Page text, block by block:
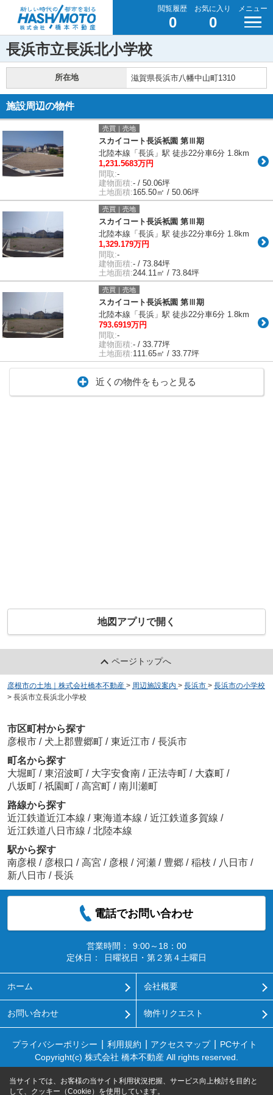
閲覧履歴
0
お気に入り
0
メニュー
長浜市立長浜北小学校
所在地 滋賀県長浜市八幡中山町1310
施設周辺の物件
売買｜売地
スカイコート長浜衹園 第Ⅲ期
北陸本線「長浜」駅 徒歩22分車6分 1.8km
1,231.5683万円
間取:-
建物面積:- / 50.06坪
土地面積:165.50㎡ / 50.06坪
売買｜売地
スカイコート長浜衹園 第Ⅲ期
北陸本線「長浜」駅 徒歩22分車6分 1.8km
1,329.179万円
間取:-
建物面積:- / 73.84坪
土地面積:244.11㎡ / 73.84坪
売買｜売地
スカイコート長浜衹園 第Ⅲ期
北陸本線「長浜」駅 徒歩22分車6分 1.8km
793.6919万円
間取:-
建物面積:- / 33.77坪
土地面積:111.65㎡ / 33.77坪
近くの物件をもっと見る
地図アプリで開く
ページトップへ
彦根市の土地｜株式会社橋本不動産 > 周辺施設案内 > 長浜市 > 長浜市の小学校
> 長浜市立長浜北小学校
市区町村から探す
彦根市 / 犬上郡豊郷町 / 東近江市 / 長浜市
町名から探す
大堀町 / 東沼波町 / 大字安食南 / 正法寺町 / 大森町 /
八坂町 / 祇園町 / 高宮町 / 南川瀬町
路線から探す
近江鉄道近江本線 / 東海道本線 / 近江鉄道多賀線 /
近江鉄道八日市線 / 北陸本線
駅から探す
南彦根 / 彦根口 / 高宮 / 彦根 / 河瀬 / 豊郷 / 稲枝 / 八日市 /
新八日市 / 長浜
電話でお問い合わせ
営業時間：
9:00～18：00
定休日：
日曜祝日・第２第４土曜日
ホーム 会社概要
お問い合わせ 物件リクエスト
プライバシーポリシー 利用規約 アクセスマップ
PCサイト
Copyright(c) 株式会社 橋本不動産 All rights reserved.
当サイトでは、お客様の当サイト利用状況把握、サービス向上検討を目的と
して、クッキー（Cookie）を使用しています。